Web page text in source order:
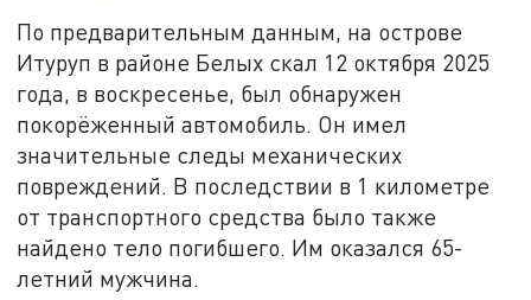
По предварительным данным, на острове
Итуруп в районе Белых скал 12 октября 2025
года, в воскресенье, был обнаружен
покорёженный автомобиль. Он имел
значительные следы механических
повреждений. В последствии в 1 километре
от транспортного средства было также
найдено тело погибшего. Им оказался 65-
летний мужчина.